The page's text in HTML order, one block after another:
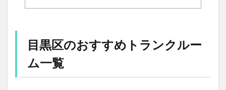
目黒区のおすすめトランクルー
ム一覧